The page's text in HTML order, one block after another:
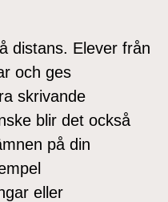
distans. Elever från
och ges
skrivande
blir det också
på din
eller